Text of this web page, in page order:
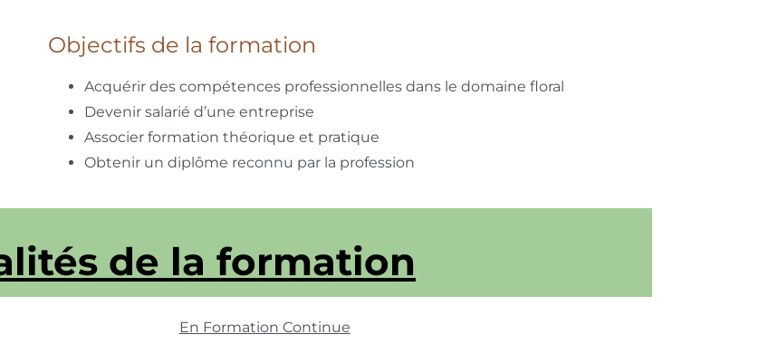
Objectifs de la formation
Acquérir des compétences professionnelles dans le domaine floral
Devenir salarié d’une entreprise
Associer formation théorique et pratique
Obtenir un diplôme reconnu par la profession
de la formation
En Formation Continue